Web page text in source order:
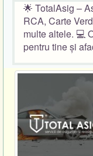
🌟 TotalAsig –
RCA, Carte
multe altele. 💻
pentru tine și